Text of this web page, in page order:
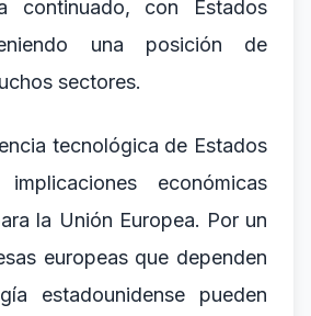
continuado, con Estados
una posición de
sectores.
tecnológica de Estados
económicas
la Unión Europea. Por un
europeas que dependen
estadounidense pueden